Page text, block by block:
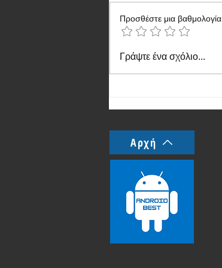
Realme Note 60: πλέον
Προσθέστε μια βαθμολογία
Γράψτε ένα σχόλιο...
Αρχή